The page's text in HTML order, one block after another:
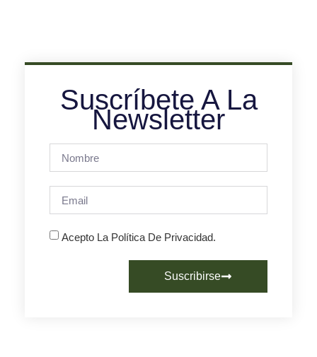
Suscríbete A La
Newsletter
Acepto La Política De Privacidad.
Suscribirse